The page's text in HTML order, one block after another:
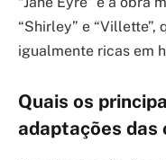
“Shirley” e “Villette”,
igualmente ricas em
Quais os
adaptações das